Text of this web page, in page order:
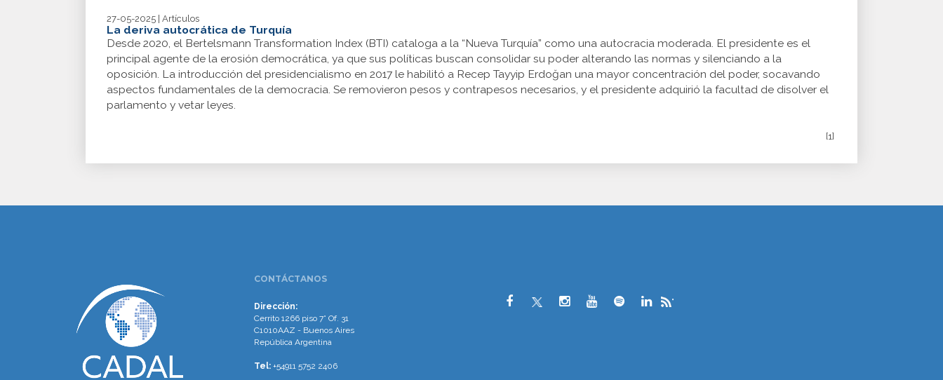
27-05-2025 | Artículos
La deriva autocrática de Turquía
Desde 2020, el Bertelsmann Transformation Index (BTI) cataloga a la “Nueva Turquía” como una autocracia moderada. El presidente es el
principal agente de la erosión democrática, ya que sus políticas buscan consolidar su poder alterando las normas y silenciando a la
oposición. La introducción del presidencialismo en 2017 le habilitó a Recep Tayyip Erdoğan una mayor concentración del poder, socavando
aspectos fundamentales de la democracia. Se removieron pesos y contrapesos necesarios, y el presidente adquirió la facultad de disolver el
parlamento y vetar leyes.
[1]
CONTÁCTANOS
Dirección:
Cerrito 1266 piso 7° Of. 31
C1010AAZ - Buenos Aires
República Argentina
Tel: +54911 5752 2406
"